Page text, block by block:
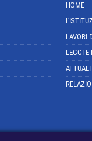
HOME
LAVORI
LEGGI E